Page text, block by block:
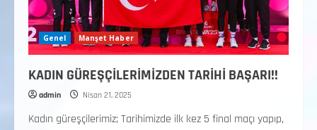
Genel Manşet Haber
KADIN GÜREŞÇİLERİMİZDEN TARİHİ BAŞARI!!
admin Nisan 21, 2025
Kadın güreşçilerimiz; Tarihimizde ilk kez 5 final maçı yapıp,